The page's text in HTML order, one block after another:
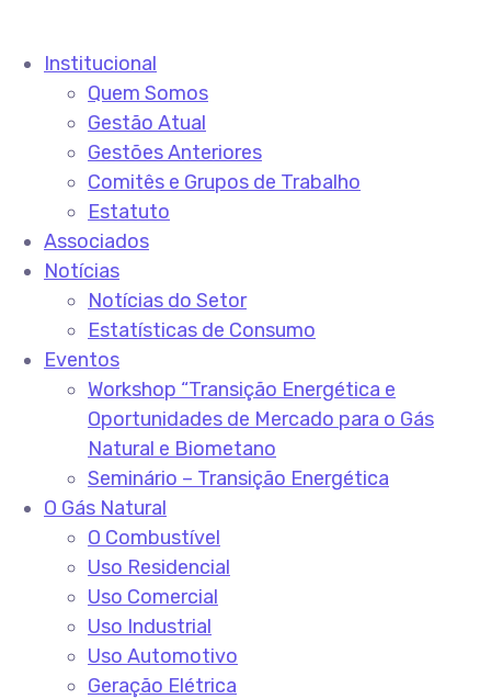
Institucional
Quem Somos
Gestão Atual
Gestões Anteriores
Comitês e Grupos de Trabalho
Estatuto
Associados
Notícias
Notícias do Setor
Estatísticas de Consumo
Eventos
Workshop “Transição Energética e
Oportunidades de Mercado para o Gás
Natural e Biometano
Seminário – Transição Energética
O Gás Natural
O Combustível
Uso Residencial
Uso Comercial
Uso Industrial
Uso Automotivo
Geração Elétrica